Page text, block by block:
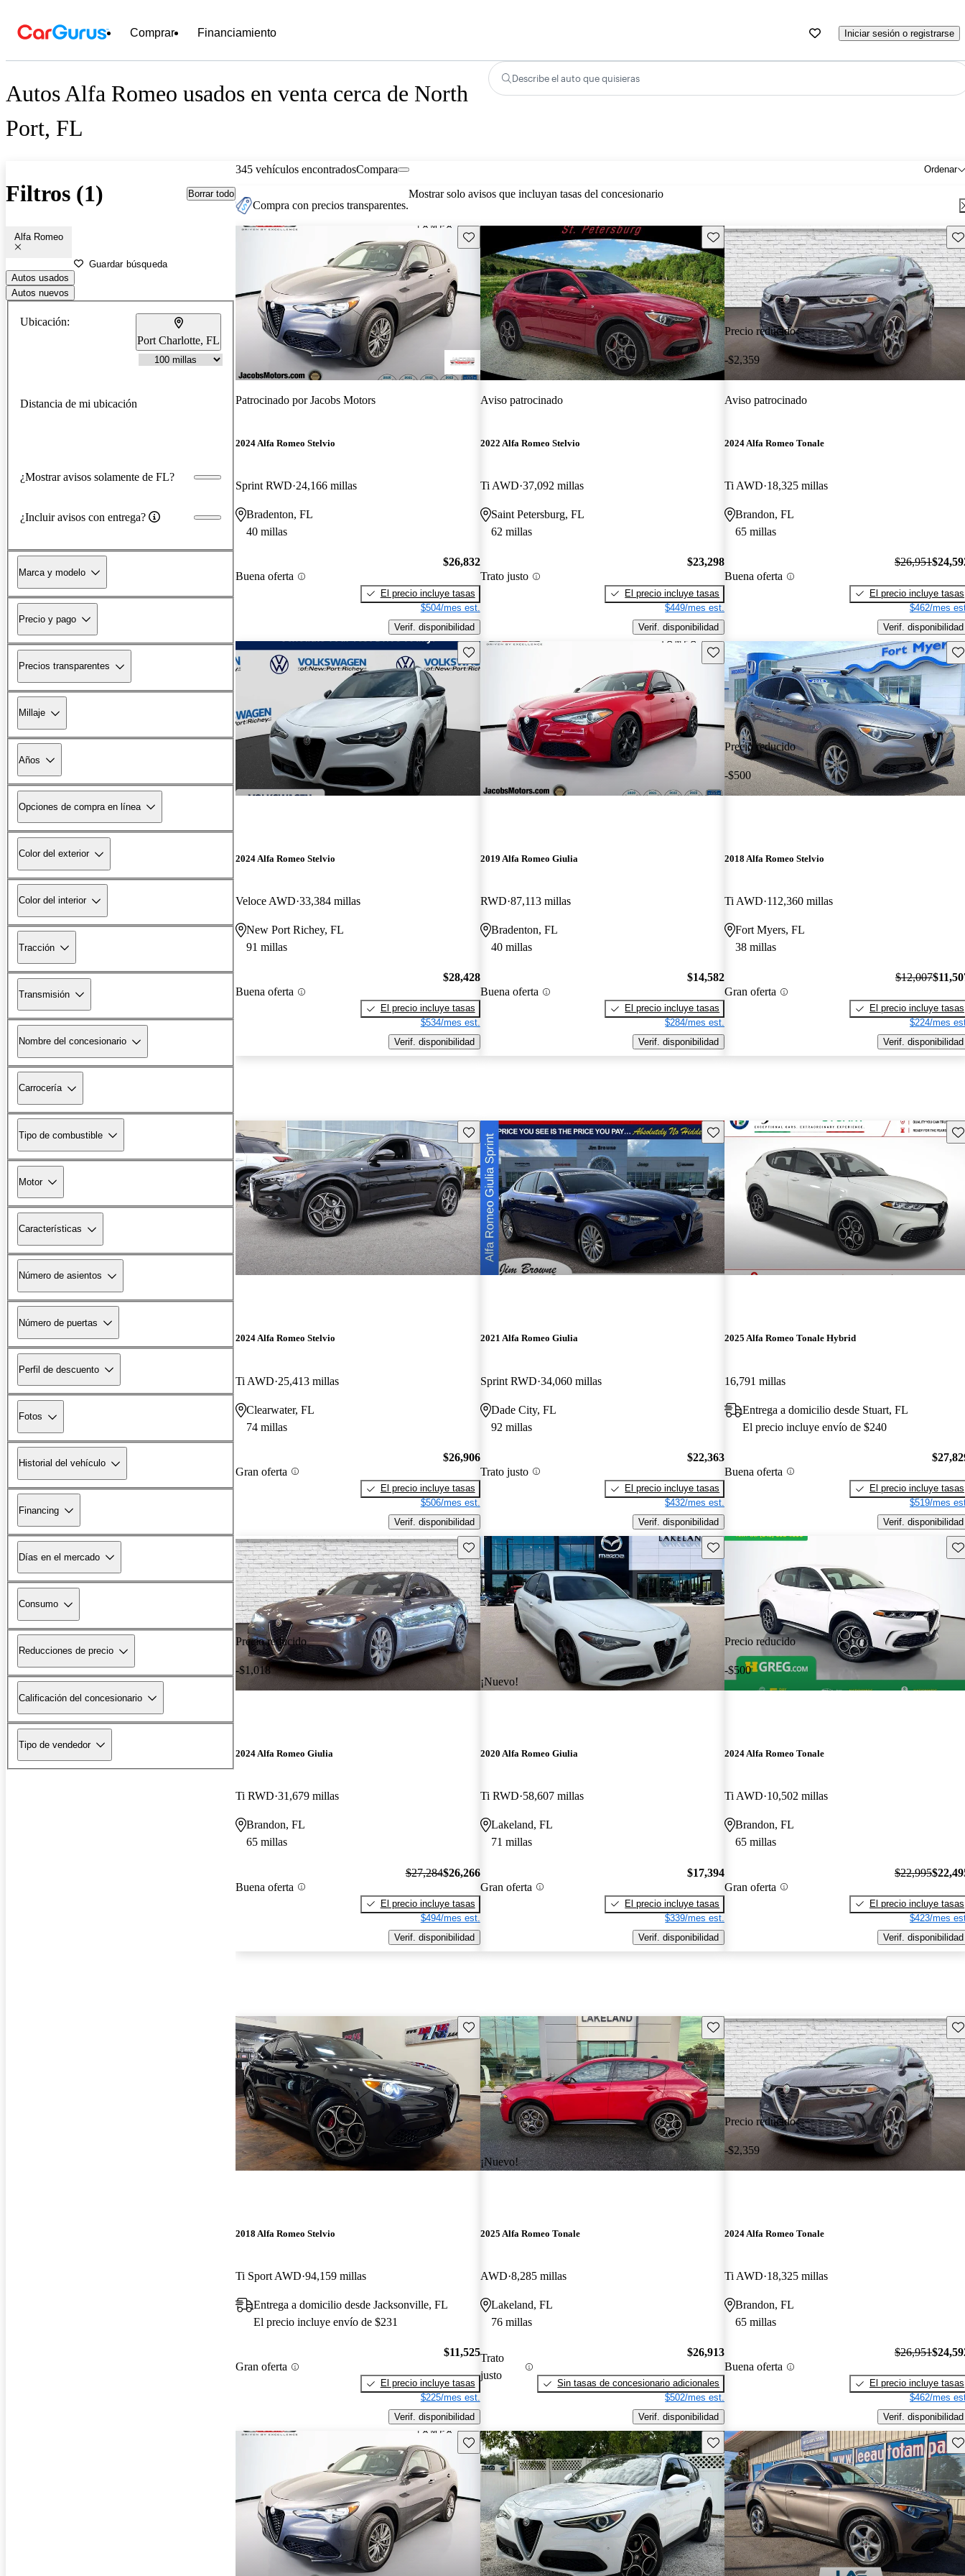
Comprar Financiamiento Iniciar sesión o registrarse
Autos Alfa Romeo usados en venta cerca de North
Port, FL
Describe el auto que quisieras
Filtros (1) Borrar todo
Alfa Romeo
Guardar búsqueda
Autos usados
Autos nuevos
Ubicación:
Port Charlotte, FL
Distancia de mi ubicación
¿Mostrar avisos solamente de FL?
¿Incluir avisos con entrega?
Marca y modelo
Precio y pago
Precios transparentes
Millaje
Años
Opciones de compra en línea
Color del exterior
Color del interior
Tracción
Transmisión
Nombre del concesionario
Carrocería
Tipo de combustible
Motor
Características
Número de asientos
Número de puertas
Perfil de descuento
Fotos
Historial del vehículo
Financing
Días en el mercado
Consumo
Reducciones de precio
Calificación del concesionario
Tipo de vendedor
345 vehículos encontrados Ordenar
Compara
Compra con precios transparentes.
Mostrar solo avisos que incluyan tasas del concesionario
Guarda este Aviso
Patrocinado porJacobs Motors
2024 Alfa Romeo Stelvio
Sprint RWD 24,166 millas
Bradenton, FL
40 millas
Buena oferta
$26,832
El precio incluye tasas
$504/mes est.
Verif. disponibilidad
Guarda este Aviso
Aviso patrocinado
2022 Alfa Romeo Stelvio
Ti AWD 37,092 millas
Saint Petersburg, FL
62 millas
Trato justo
$23,298
El precio incluye tasas
$449/mes est.
Verif. disponibilidad
Precio reducido
-$2,359
Aviso patrocinado
2024 Alfa Romeo Tonale
Ti AWD 18,325 millas
Brandon, FL
65 millas
Buena oferta
$26,951
El precio incluye tasas
$462/mes
Verif. disponibilidad
Guarda este Aviso
2024 Alfa Romeo Stelvio
Veloce AWD 33,384 millas
New Port Richey, FL
91 millas
Buena oferta
$28,428
El precio incluye tasas
$534/mes est.
Verif. disponibilidad
Guarda este Aviso
2019 Alfa Romeo Giulia
RWD 87,113 millas
Bradenton, FL
40 millas
Buena oferta
$14,582
El precio incluye tasas
$284/mes est.
Verif. disponibilidad
Precio reducido
-$500
2018 Alfa Romeo Stelvio
Ti AWD 112,360 millas
Fort Myers, FL
38 millas
Gran oferta
$12,007
El precio incluye tasas
$224/mes
Verif. disponibilidad
Guarda este Aviso
2024 Alfa Romeo Stelvio
Ti AWD 25,413 millas
Clearwater, FL
74 millas
Gran oferta
$26,906
El precio incluye tasas
$506/mes est.
Verif. disponibilidad
Guarda este Aviso
2021 Alfa Romeo Giulia
Sprint RWD 34,060 millas
Dade City, FL
92 millas
Trato justo
$22,363
El precio incluye tasas
$432/mes est.
Verif. disponibilidad
2025 Alfa Romeo Tonale Hybrid
16,791 millas
Entrega a domicilio desde Stuart, FL
El precio incluye envío de $240
Buena oferta
El precio incluye tasas
$519/mes
Verif. disponibilidad
Precio reducido
-$1,018
Guarda este Aviso
2024 Alfa Romeo Giulia
Ti RWD 31,679 millas
Brandon, FL
65 millas
Buena oferta
$27,284$26,266
El precio incluye tasas
$494/mes est.
Verif. disponibilidad
¡Nuevo!
Guarda este Aviso
2020 Alfa Romeo Giulia
Ti RWD 58,607 millas
Lakeland, FL
71 millas
Gran oferta
$17,394
El precio incluye tasas
$339/mes est.
Verif. disponibilidad
Precio reducido
-$500
2024 Alfa Romeo Tonale
Ti AWD 10,502 millas
Brandon, FL
65 millas
Gran oferta
$22,995
El precio incluye tasas
$423/mes
Verif. disponibilidad
Guarda este Aviso
2018 Alfa Romeo Stelvio
Ti Sport AWD 94,159 millas
Entrega a domicilio desde Jacksonville, FL
El precio incluye envío de $231
Gran oferta
$11,525
El precio incluye tasas
$225/mes est.
Verif. disponibilidad
¡Nuevo!
Guarda este Aviso
2025 Alfa Romeo Tonale
AWD 8,285 millas
Lakeland, FL
76 millas
Trato
justo
$26,913
Sin tasas de concesionario adicionales
$502/mes est.
Verif. disponibilidad
Precio reducido
-$2,359
2024 Alfa Romeo Tonale
Ti AWD 18,325 millas
Brandon, FL
65 millas
Buena oferta
$26,951
El precio incluye tasas
$462/mes
Verif. disponibilidad
Guarda este Aviso Guarda este Aviso